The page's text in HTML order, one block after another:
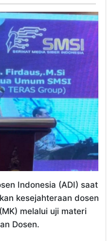
Indonesia (ADI) saat
kesejahteraan dosen
melalui uji materi
Dosen.